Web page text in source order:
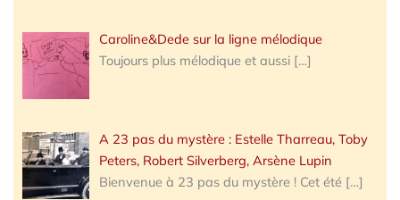
Caroline&Dede sur la ligne mélodique
Toujours plus mélodique et aussi […]
A 23 pas du mystère : Estelle Tharreau, Toby
Peters, Robert Silverberg, Arsène Lupin
Bienvenue à 23 pas du mystère ! Cet été […]